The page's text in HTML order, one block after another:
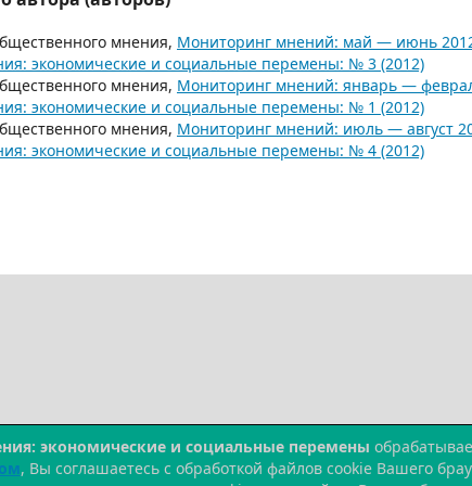
мнения, Мониторинг мнений: май — июнь
экономические и социальные перемены: № 3 (2012)
мнения, Мониторинг мнений: январь —
экономические и социальные перемены: № 1 (2012)
мнения, Мониторинг мнений: июль — август
экономические и социальные перемены: № 4 (2012)
экономические и социальные перемены
, Вы соглашаетесь с обработкой файлов cookie Вашего